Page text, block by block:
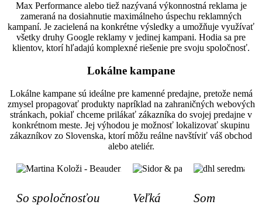
Max Performance alebo tiež nazývaná výkonnostná reklama je
zameraná na dosiahnutie maximálneho úspechu reklamných
kampaní. Je zacielená na konkrétne výsledky a umožňuje využívať
všetky druhy Google reklamy v jedinej kampani. Hodia sa pre
klientov, ktorí hľadajú komplexné riešenie pre svoju spoločnosť.
Lokálne kampane
Lokálne kampane sú ideálne pre kamenné predajne, pretože nemá
zmysel propagovať produkty napríklad na zahraničných webových
stránkach, pokiaľ chceme prilákať zákazníka do svojej predajne v
konkrétnom meste. Jej výhodou je možnosť lokalizovať skupinu
zákazníkov zo Slovenska, ktorí môžu reálne navštíviť váš obchod
alebo ateliér.
So spoločnosťou
Veľká
Som